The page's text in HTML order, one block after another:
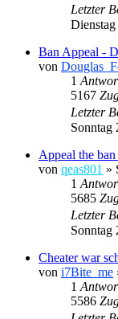
Letzter
Ban Appeal -
von
1
5167
Letzter
Sonntag
Appeal the
von qeas801 »
1
5685
Letzter
Sonntag
Cheater war
von i7Bite_me
1
5586